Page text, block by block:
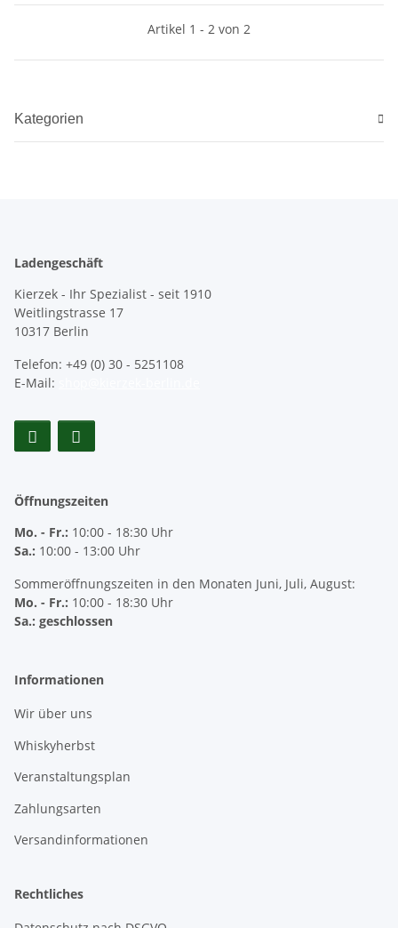
Artikel 1 - 2 von 2
Kategorien
Ladengeschäft
Kierzek - Ihr Spezialist - seit 1910
Weitlingstrasse 17
10317 Berlin
Telefon: +49 (0) 30 - 5251108
E-Mail:
Öffnungszeiten
Mo. - Fr.: 10:00 - 18:30 Uhr
Sa.: 10:00 - 13:00 Uhr
Sommeröffnungszeiten in den Monaten Juni, Juli, August:
Mo. - Fr.: 10:00 - 18:30 Uhr
Sa.: geschlossen
Informationen
Wir über uns
Whiskyherbst
Veranstaltungsplan
Zahlungsarten
Versandinformationen
Rechtliches